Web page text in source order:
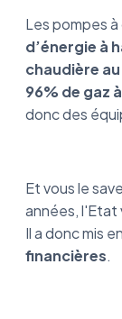
Les pompes
d’énergie à
chaudière
96% de gaz
donc des
Et vous le
années, l'Etat
Il a donc mis
financières.